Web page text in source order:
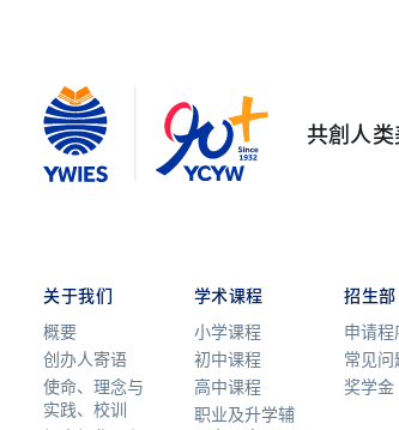
共創人
关于我们
概要
创办人寄语
使命、理念与
实践、校训
学术课程
小学课程
初中课程
高中课程
职业及升学辅
招生部
申请程
常见问
奖学金